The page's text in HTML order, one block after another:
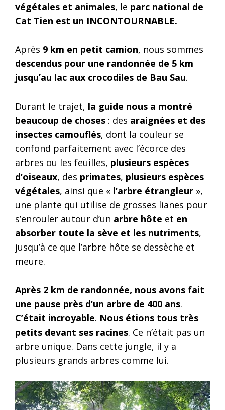
végétales et animales, le parc national de
Cat Tien est un INCONTOURNABLE.
Après 9 km en petit camion, nous sommes
descendus pour une randonnée de 5 km
jusqu’au lac aux crocodiles de Bau Sau.
Durant le trajet, la guide nous a montré
beaucoup de choses : des araignées et des
insectes camouflés, dont la couleur se
confond parfaitement avec l’écorce des
arbres ou les feuilles, plusieurs espèces
d’oiseaux, des primates, plusieurs espèces
végétales, ainsi que « l’arbre étrangleur »,
une plante qui utilise de grosses lianes pour
s’enrouler autour d’un arbre hôte et en
absorber toute la sève et les nutriments,
jusqu’à ce que l’arbre hôte se dessèche et
meure.
Après 2 km de randonnée, nous avons fait
une pause près d’un arbre de 400 ans.
C’était incroyable. Nous étions tous très
petits devant ses racines. Ce n’était pas un
arbre unique. Dans cette jungle, il y a
plusieurs grands arbres comme lui.